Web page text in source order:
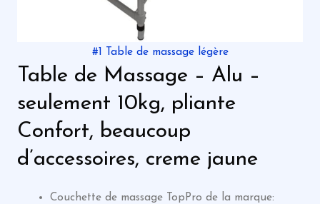
#1 Table de massage légère
Table de Massage – Alu –
seulement 10kg, pliante
Confort, beaucoup
d’accessoires, creme jaune
Couchette de massage TopPro de la marque: